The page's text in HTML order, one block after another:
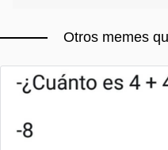
Otros memes